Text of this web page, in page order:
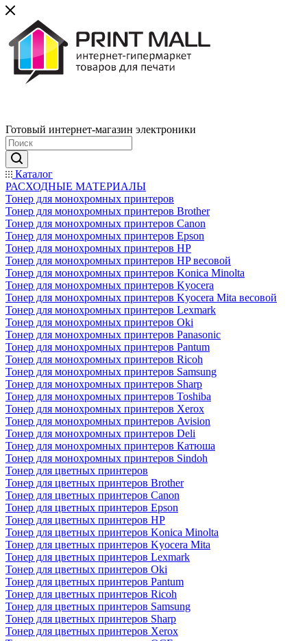
Готовый интернет-магазин электроники
Каталог
РАСХОДНЫЕ МАТЕРИАЛЫ
Тонер для монохромных принтеров
Тонер для монохромных принтеров Brother
Тонер для монохромных принтеров Canon
Тонер для монохромных принтеров Epson
Тонер для монохромных принтеров HP
Тонер для монохромных принтеров HP весовой
Тонер для монохромных принтеров Konica Minolta
Тонер для монохромных принтеров Kyocera
Тонер для монохромных принтеров Kyocera Mita весовой
Тонер для монохромных принтеров Lexmark
Тонер для монохромных принтеров Oki
Тонер для монохромных принтеров Panasonic
Тонер для монохромных принтеров Pantum
Тонер для монохромных принтеров Ricoh
Тонер для монохромных принтеров Samsung
Тонер для монохромных принтеров Sharp
Тонер для монохромных принтеров Toshiba
Тонер для монохромных принтеров Xerox
Тонер для монохромных принтеров Avision
Тонер для монохромных принтеров Deli
Тонер для монохромных принтеров Катюша
Тонер для монохромных принтеров Sindoh
Тонер для цветных принтеров
Тонер для цветных принтеров Brother
Тонер для цветных принтеров Canon
Тонер для цветных принтеров Epson
Тонер для цветных принтеров HP
Тонер для цветных принтеров Konica Minolta
Тонер для цветных принтеров Kyocera Mita
Тонер для цветных принтеров Lexmark
Тонер для цветных принтеров Oki
Тонер для цветных принтеров Pantum
Тонер для цветных принтеров Ricoh
Тонер для цветных принтеров Samsung
Тонер для цветных принтеров Sharp
Тонер для цветных принтеров Xerox